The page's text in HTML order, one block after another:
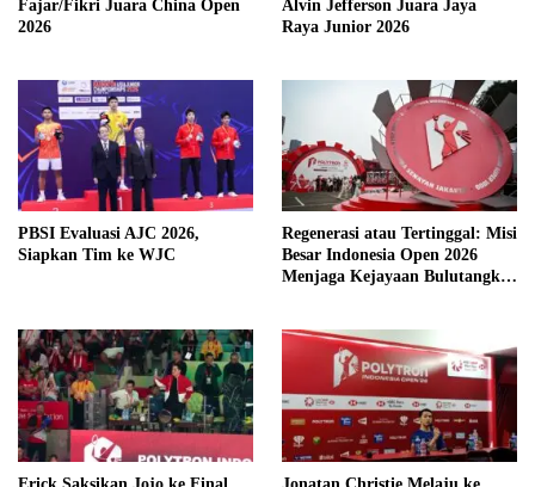
Fajar/Fikri Juara China Open
2026
Alvin Jefferson Juara Jaya
Raya Junior 2026
PBSI Evaluasi AJC 2026,
Siapkan Tim ke WJC
Regenerasi atau Tertinggal: Misi
Besar Indonesia Open 2026
Menjaga Kejayaan Bulutangkis